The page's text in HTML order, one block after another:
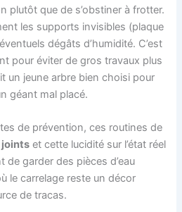
plutôt que de s’obstiner à frotter.
les supports invisibles (plaque
dégâts d’humidité. C’est
pour éviter de gros travaux plus
un jeune arbre bien choisi pour
géant mal placé.
de prévention, ces routines de
et cette lucidité sur l’état réel
garder des pièces d’eau
le carrelage reste un décor
de tracas.